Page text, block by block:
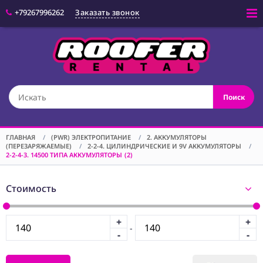
+79267996262 Заказать звонок
Поиск
(OPT) ОПТИКА
ОБОРУДОВАНИЕ
(LGT) СВЕТОВОЕ
ОБОРУДОВАНИЕ
СПЕЦЭФФЕКТЫ
(STD) СТОЙКИ
(GRP) КРЕПЕЖ
ОБОРУДОВАНИЕ
ГЛАВНАЯ / (PWR) ЭЛЕКТРОПИТАНИЕ /
2. АККУМУЛЯТОРЫ
(ПЕРЕЗАРЯЖАЕМЫЕ)
/ 2-2-4. ЦИЛИНДРИЧЕСКИЕ И 9V АККУМУЛЯТОРЫ
/
2-2-4-3. 14500 ТИПА АККУМУЛЯТОРЫ (2)
Стоимость
+
-
-
+
-